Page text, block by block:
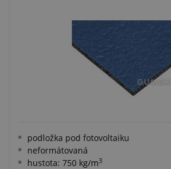
podložka pod fotovoltaiku
neformátovaná
hustota: 750 kg/m3